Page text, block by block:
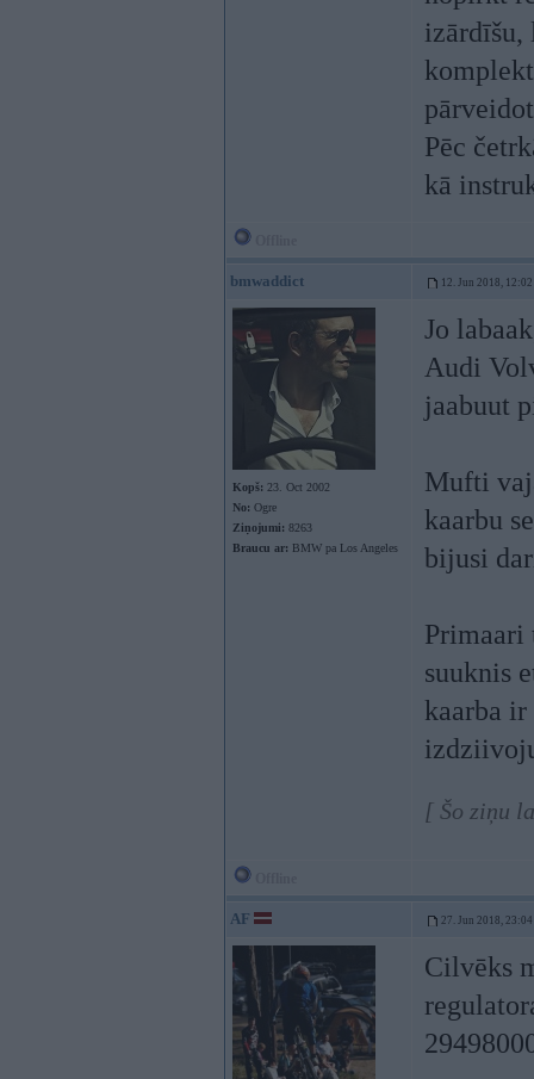
izārdīšu,
Pēc
kā
bmwaddict 12. Jun 2018, 12:02
Kopš: 23. Oct 2002
No: Ogre
Ziņojumi: 8263
Braucu ar: BMW pa Los Angeles
Jo
Audi
jaabuut
Mufti
kaarbu
bijusi
Primaari
suuknis
kaarba
[ Šo ziņu
AF 27. Jun 2018, 23:04
Cilvēks